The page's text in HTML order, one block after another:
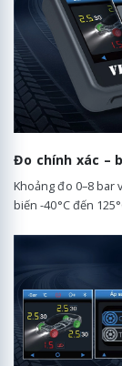
Đo chính xác –
Khoảng đo 0–8 bar
biến -40°C đến